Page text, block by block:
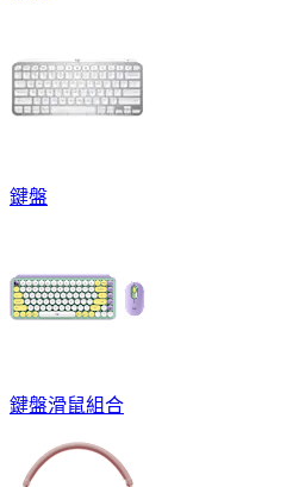
鍵盤
鍵盤滑鼠組合